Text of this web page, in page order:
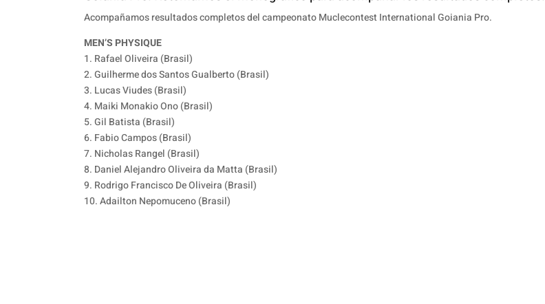
Acompañamos resultados completos del campeonato Muclecontest International Goiania Pro.
MEN’S PHYSIQUE
1. Rafael Oliveira (Brasil)
2. Guilherme dos Santos Gualberto (Brasil)
3. Lucas Viudes (Brasil)
4. Maiki Monakio Ono (Brasil)
5. Gil Batista (Brasil)
6. Fabio Campos (Brasil)
7. Nicholas Rangel (Brasil)
8. Daniel Alejandro Oliveira da Matta (Brasil)
9. Rodrigo Francisco De Oliveira (Brasil)
10. Adailton Nepomuceno (Brasil)